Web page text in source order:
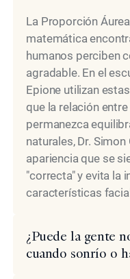
La Proporción
matemática
humanos perciben
agradable. En el
Epione utilizan
que la relación
permanezca
naturales, Dr.
apariencia que se
"correcta" y evita la
características
¿Puede la gente
cuando sonrío o